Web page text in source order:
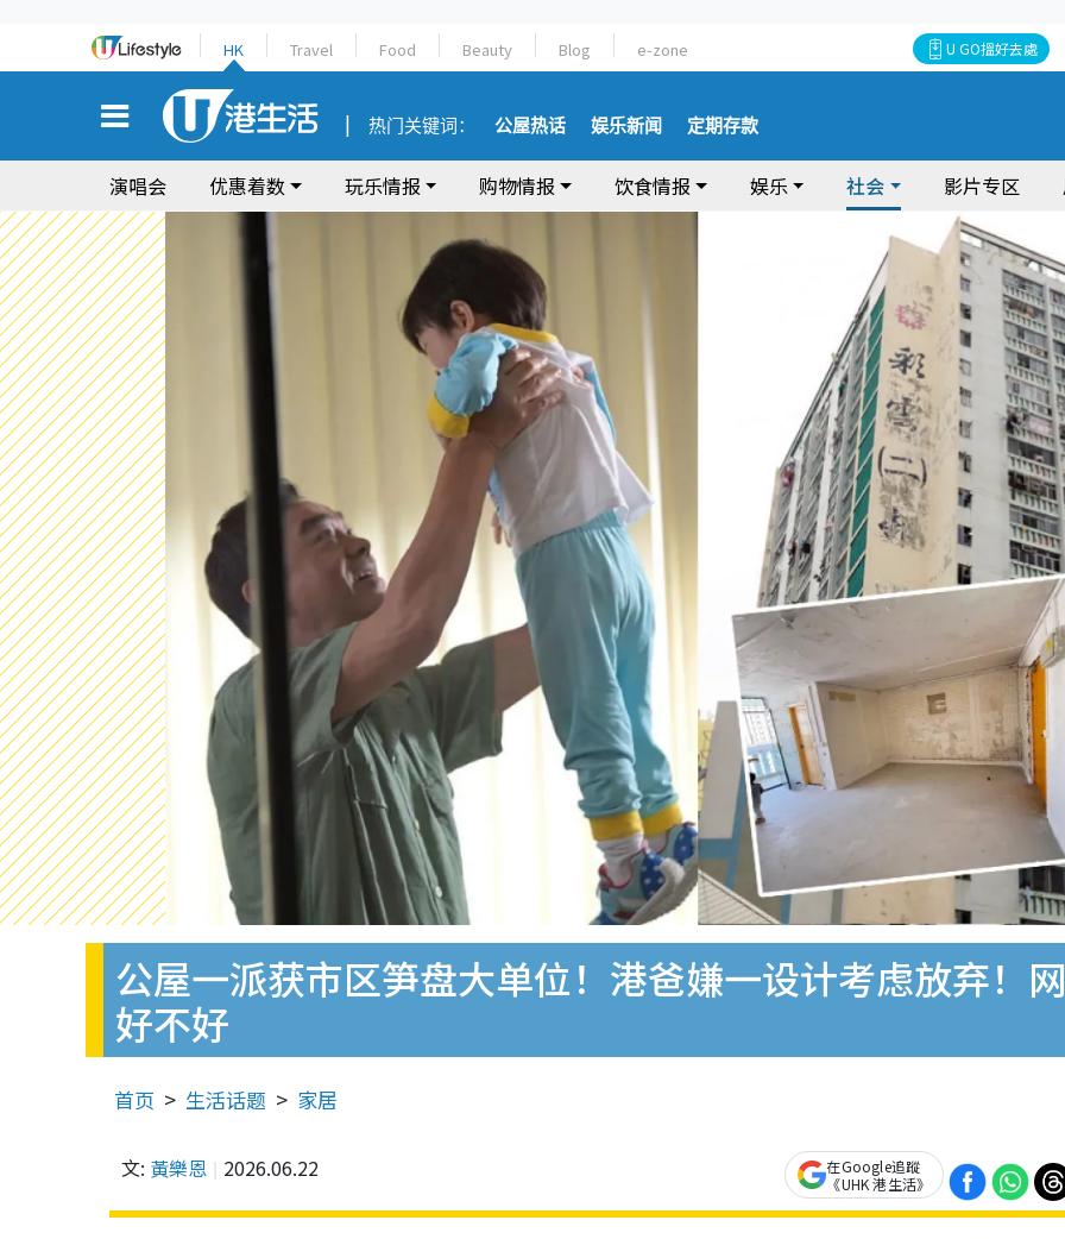
HK Travel Food Beauty Blog e-zone U GO搵好去處
热门关键词： 公屋热话 娱乐新闻 定期存款
演唱会 优惠着数 玩乐情报 购物情报 饮食情报 娱乐 社会 影片专区
公屋一派获市区笋盘大单位！港爸嫌一设计考虑放弃！
好不好
首页 生活话题 家居
文: 黃樂恩 2026.06.22
在Google追蹤
《UHK 港生活》